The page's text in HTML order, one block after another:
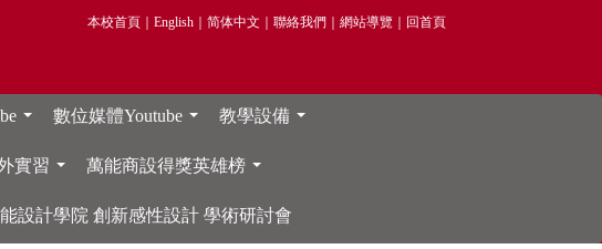
本校首頁 ｜English ｜简体中文 ｜聯絡我們 ｜網站導覽 回首頁
數位媒體Youtube 教學設備
實習 萬能商設得獎英雄榜
能設計學院 創新感性設計 學術研討會